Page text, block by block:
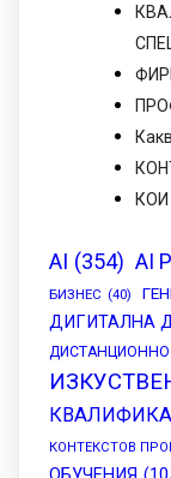
КОИ
AI (354) AI
БИЗНЕС (40)
ДИГИТАЛНА
ДИСТАНЦИОННО
КОНТЕКСТОВ